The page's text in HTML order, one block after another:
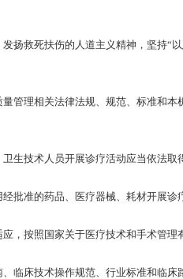
死扶伤的人道主义精神，坚持“以
理相关法律法规、规范、标准和本
术人员开展诊疗活动应当依法取
准的药品、医疗器械、耗材开展诊
按照国家关于医疗技术和手术管理
床技术操作规范、行业标准和临床